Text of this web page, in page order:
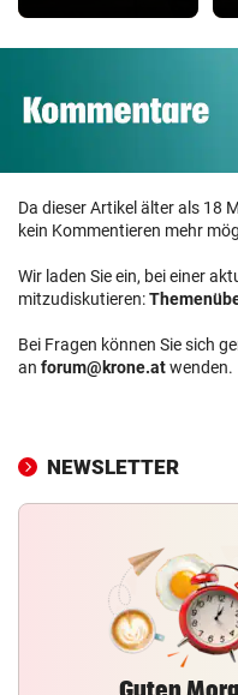
Da dieser Artikel älter als 18
kein Kommentieren mehr
Wir laden Sie ein, bei einer
mitzudiskutieren:
Bei Fragen können Sie sich
an forum@krone.atwenden.
NEWSLETTER
Guten